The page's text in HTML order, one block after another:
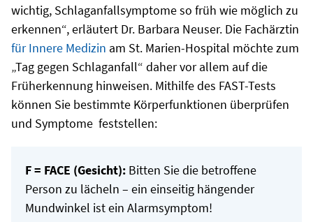
wichtig, Schlaganfallsymptome so früh wie möglich zu
erkennen“, erläutert Dr. Barbara Neuser. Die Fachärztin
für Innere Medizin am St. Marien-Hospital möchte zum
„Tag gegen Schlaganfall“ daher vor allem auf die
Früherkennung hinweisen. Mithilfe des FAST-Tests
können Sie bestimmte Körperfunktionen überprüfen
und Symptome feststellen:
F = FACE (Gesicht): Bitten Sie die betroffene
Person zu lächeln – ein einseitig hängender
Mundwinkel ist ein Alarmsymptom!